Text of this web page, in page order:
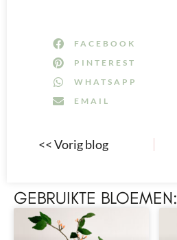
FACEBOOK
PINTEREST
WHATSAPP
EMAIL
<< Vorig blog
GEBRUIKTE BLOEMEN: